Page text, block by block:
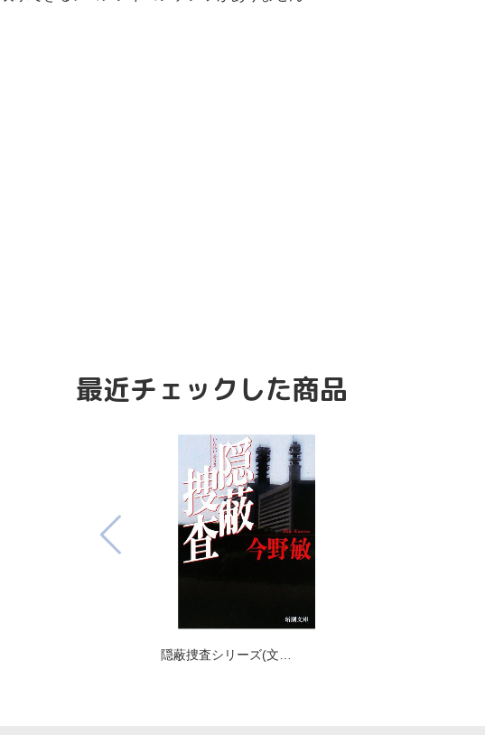
最近チェックした商品
隠蔽捜査シリーズ(文…